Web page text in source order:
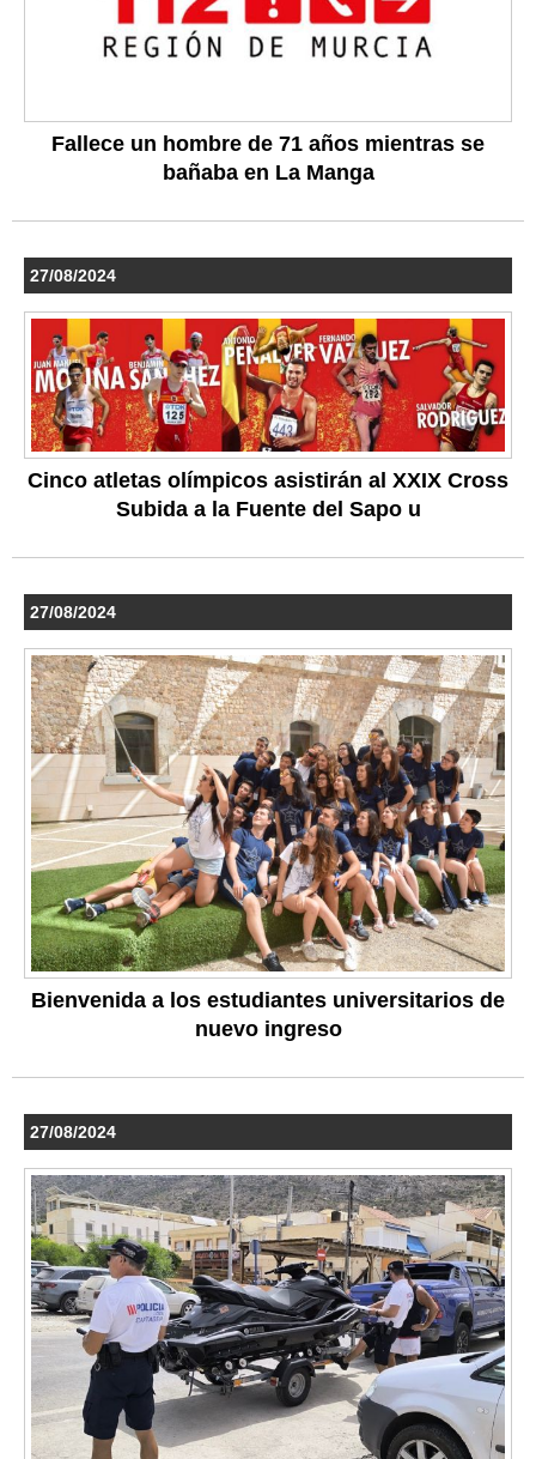
Fallece un hombre de 71 años mientras se
bañaba en La Manga
27/08/2024
Cinco atletas olímpicos asistirán al XXIX Cross
Subida a la Fuente del Sapo u
27/08/2024
Bienvenida a los estudiantes universitarios de
nuevo ingreso
27/08/2024